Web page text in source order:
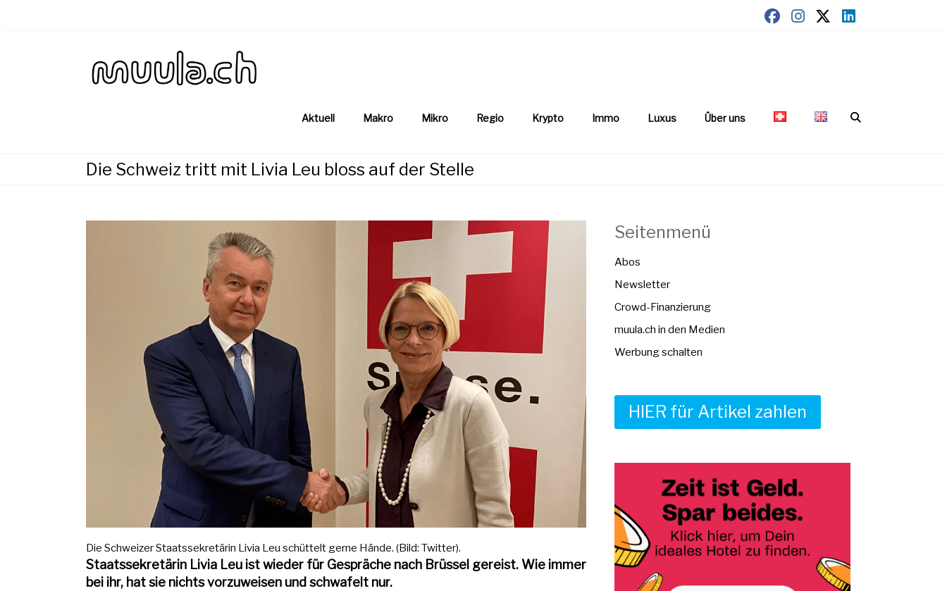
Aktuell Makro Mikro Regio Krypto Immo Luxus Über uns
Die Schweiz tritt mit Livia Leu bloss auf der Stelle
Die Schweizer Staatssekretärin Livia Leu schüttelt gerne Hände. (Bild: Twitter).
Staatssekretärin Livia Leu ist wieder für Gespräche nach Brüssel gereist. Wie immer
bei ihr, hat sie nichts vorzuweisen und schwafelt nur.
Seitenmenü
Abos
Newsletter
Crowd-Finanzierung
muula.ch in den Medien
Werbung schalten
HIER für Artikel zahlen